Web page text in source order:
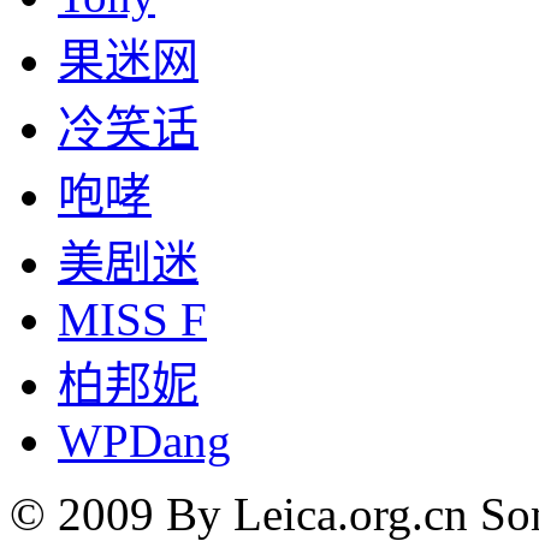
果迷网
冷笑话
咆哮
美剧迷
MISS F
柏邦妮
WPDang
© 2009 By Leica.org.cn